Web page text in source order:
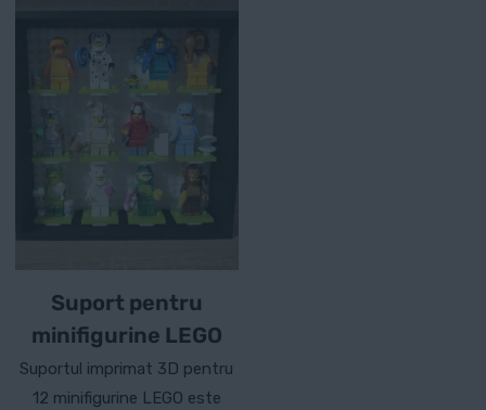
Suport pentru
minifigurine LEGO
Suportul imprimat 3D pentru
12 minifigurine LEGO este